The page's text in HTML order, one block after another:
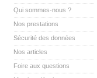
Qui sommes-nous ?
Nos prestations
Sécurité des données
Nos articles
Foire aux questions